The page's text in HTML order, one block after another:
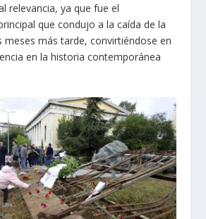
relevancia, ya que fue el
que condujo a la caída de la
meses más tarde, convirtiéndose en
en la historia contemporánea